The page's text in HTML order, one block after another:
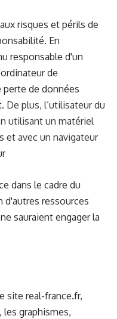
risques et périls de
En
responsable d'un
de
de données
De plus, l’utilisateur du
utilisant un matériel
et avec un navigateur
dans le cadre du
ressources
sauraient engager la
site real-france.fr,
graphismes,